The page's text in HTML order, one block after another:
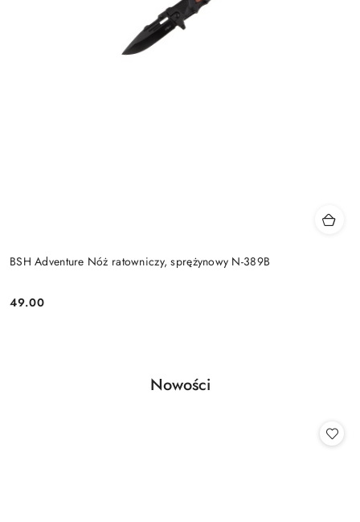
BSH Adventure Nóż ratowniczy, sprężynowy N-389B
Cena:
49.00
Pomiń karuzelę produktów
Produkty
Nowości